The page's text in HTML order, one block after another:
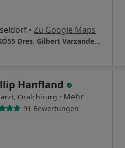
• Zu Google Maps
Zahnärztl. Gem.Praxis KÖ55 Dres. Gilbert Varzandeh Ruth-Alexa Eckardt Franziska Pellmann u.w.
Hanfland
Oralchirurg · Mehr
91 Bewertungen